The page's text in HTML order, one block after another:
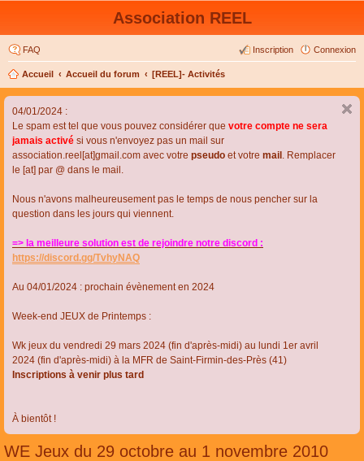
Association REEL
FAQ Connexion
Inscription
Accueil Accueil du forum [REEL]- Activités
04/01/2024 :
Le spam est tel que vous pouvez considérer que votre compte ne sera
jamais activé si vous n'envoyez pas un mail sur
association.reel[at]gmail.com avec votre pseudo et votre mail . Remplacer
le [at] par @ dans le mail.
Nous n'avons malheureusement pas le temps de nous pencher sur la
question dans les jours qui viennent.
=> la meilleure solution est de rejoindre notre discord :
https://discord.gg/TvhyNAQ
Au 04/01/2024 : prochain évènement en 2024
Week-end JEUX de Printemps :
Wk jeux du vendredi 29 mars 2024 (fin d'après-midi) au lundi 1er avril
2024 (fin d'après-midi) à la MFR de Saint-Firmin-des-Près (41)
Inscriptions à venir plus tard
À bientôt !
WE Jeux du 29 octobre au 1 novembre 2010